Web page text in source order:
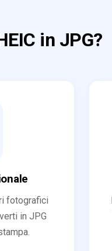
in JPG?
fotografici
in JPG